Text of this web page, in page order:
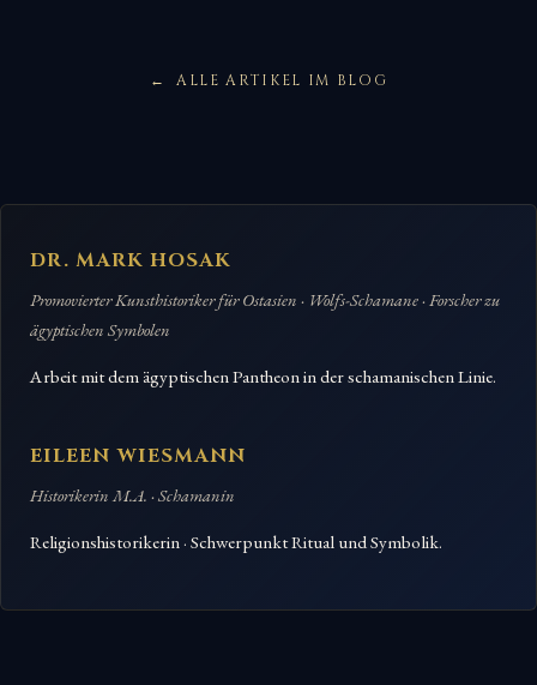
ALLE ARTIKEL IM BLOG
DR. MARK HOSAK
Promovierter Kunsthistoriker für Ostasien · Wolfs-Schamane · Forscher zu
ägyptischen Symbolen
Arbeit mit dem ägyptischen Pantheon in der schamanischen Linie.
EILEEN WIESMANN
Historikerin M.A. · Schamanin
Religionshistorikerin · Schwerpunkt Ritual und Symbolik.